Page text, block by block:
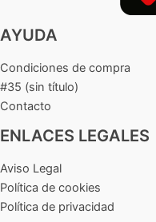
AYUDA
Condiciones de compra
#35 (sin título)
Contacto
ENLACES LEGALES
Aviso Legal
Política de cookies
Política de privacidad